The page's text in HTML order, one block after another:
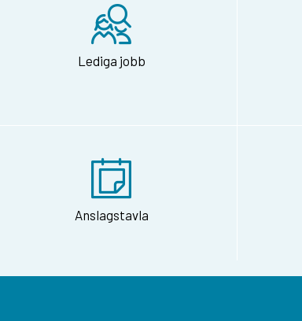
Lediga jobb
Anslagstavla